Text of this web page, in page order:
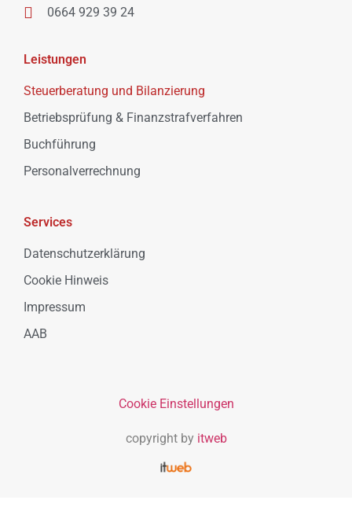
0664 929 39 24
Leistungen
Steuerberatung und Bilanzierung
Betriebsprüfung & Finanzstrafverfahren
Buchführung
Personalverrechnung
Services
Datenschutzerklärung
Cookie Hinweis
Impressum
AAB
Cookie Einstellungen
copyright by itweb